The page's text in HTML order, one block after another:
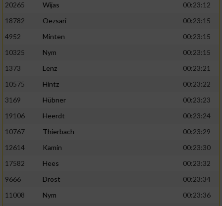
20265
Wijas
00:23:12
18782
Oezsari
00:23:15
4952
Minten
00:23:15
10325
Nym
00:23:15
1373
Lenz
00:23:21
10575
Hintz
00:23:22
3169
Hübner
00:23:23
19106
Heerdt
00:23:24
10767
Thierbach
00:23:29
12614
Kamin
00:23:30
17582
Hees
00:23:32
9666
Drost
00:23:34
11008
Nym
00:23:36